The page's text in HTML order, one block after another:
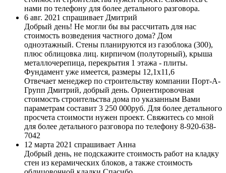
нами по телефону для более детального разговора.
6 авг. 2021 спрашивает Дмитрий
Добрый день! Не могли бы вы рассчитать для нас
стоимость возведения частного дома? Дом
одноэтажный. Стены планируются из газоблока (300),
плюс облицовка лиц. кирпичом (полуторный), крыша
металлочерепица, перекрытия 1 этажа - плиты.
Фундамент уже имеется, размеры 12,1х11,6
Отвечает менеджер по строительству компании Порт-А-
Групп Дмитрий, добрый день. Ориентировочная
стоимость строительства дома по указанным Вами
параметрам составит 3 250 000руб. Для более детального
просчета стоимости нужен проект. Свяжитесь со мной
для более детального разговора по телефону 8-920-638-
7042
12 марта 2021 спрашивает Анна
Добрый день, не подскажите стоимость работ на кладку
стен из керамических блоков, а также стоимость